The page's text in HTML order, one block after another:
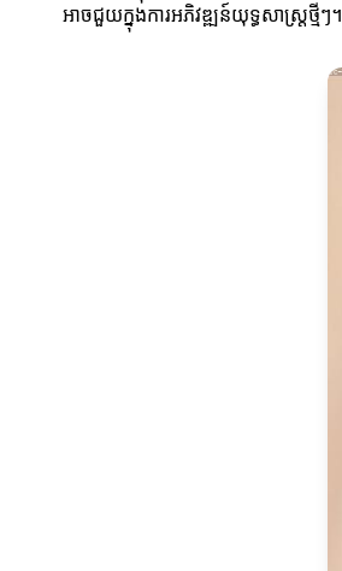
អាចជួយក្នុងការអភិវឌ្ឍន៍យុទ្ធសាស្ត្រថ្មីៗ។